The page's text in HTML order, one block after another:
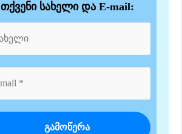
თქვენი სახელი და E-mail: